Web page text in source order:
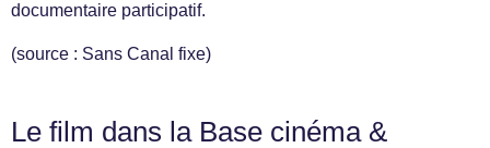
documentaire participatif.
(source : Sans Canal fixe)
Le film dans la Base cinéma &